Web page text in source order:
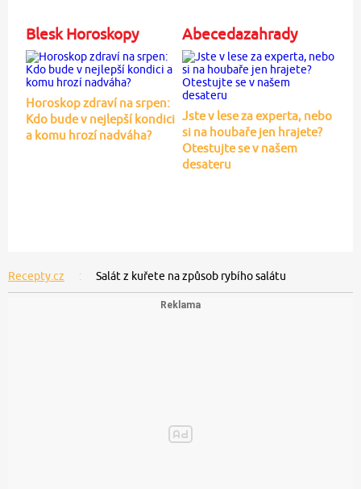
Blesk Horoskopy
Horoskop zdraví na srpen:
Kdo bude v nejlepší kondici
a komu hrozí nadváha?
Abecedazahrady
Jste v lese za experta, nebo
si na houbaře jen hrajete?
Otestujte se v našem
desateru
Recepty.cz Salát z kuřete na způsob rybího salátu